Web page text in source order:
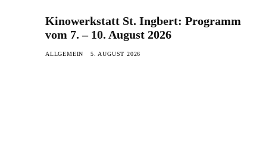
Kinowerkstatt St. Ingbert: Programm
vom 7. – 10. August 2026
ALLGEMEIN 5. AUGUST 2026